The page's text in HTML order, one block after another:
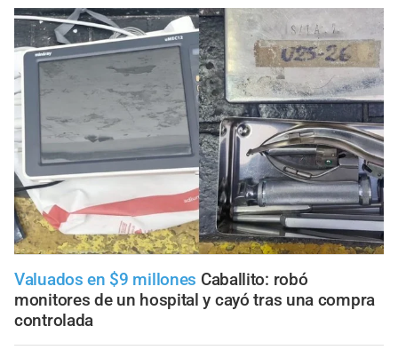
Valuados en $9 millones Caballito: robó
monitores de un hospital y cayó tras una compra
controlada